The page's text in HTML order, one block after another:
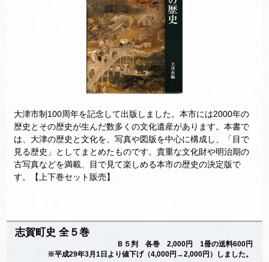
大津市制100周年を記念して出版しました。本市には2000年の
歴史とその歴史が生んだ数多くの文化遺産があります。本書で
は、大津の歴史と文化を、写真や図版を中心に構成し、「目で
見る歴史」としてまとめたものです。貴重な文化財や明治期の
古写真などを満載、目で見て楽しめる本市の歴史の決定版で
す。【上下巻セット販売】
志賀町史 全５巻
Ｂ５判 各巻 2,000円 1冊の送料600円
※平成29年3月1日より値下げ（4,000円→2,000円）しました。